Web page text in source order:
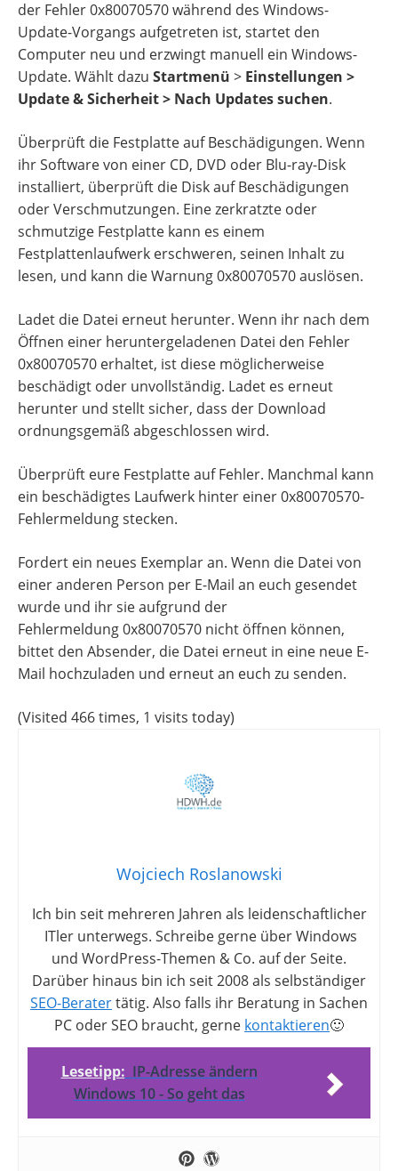
der Fehler 0x80070570 während des Windows-
Update-Vorgangs aufgetreten ist, startet den
Computer neu und erzwingt manuell ein Windows-
Update. Wählt dazu Startmenü > Einstellungen >
Update & Sicherheit > Nach Updates suchen.
Überprüft die Festplatte auf Beschädigungen. Wenn
ihr Software von einer CD, DVD oder Blu-ray-Disk
installiert, überprüft die Disk auf Beschädigungen
oder Verschmutzungen. Eine zerkratzte oder
schmutzige Festplatte kann es einem
Festplattenlaufwerk erschweren, seinen Inhalt zu
lesen, und kann die Warnung 0x80070570 auslösen.
Ladet die Datei erneut herunter. Wenn ihr nach dem
Öffnen einer heruntergeladenen Datei den Fehler
0x80070570 erhaltet, ist diese möglicherweise
beschädigt oder unvollständig. Ladet es erneut
herunter und stellt sicher, dass der Download
ordnungsgemäß abgeschlossen wird.
Überprüft eure Festplatte auf Fehler. Manchmal kann
ein beschädigtes Laufwerk hinter einer 0x80070570-
Fehlermeldung stecken.
Fordert ein neues Exemplar an. Wenn die Datei von
einer anderen Person per E-Mail an euch gesendet
wurde und ihr sie aufgrund der
Fehlermeldung 0x80070570 nicht öffnen können,
bittet den Absender, die Datei erneut in eine neue E-
Mail hochzuladen und erneut an euch zu senden.
(Visited 466 times, 1 visits today)
Wojciech Roslanowski
Ich bin seit mehreren Jahren als leidenschaftlicher
ITler unterwegs. Schreibe gerne über Windows
und WordPress-Themen & Co. auf der Seite.
Darüber hinaus bin ich seit 2008 als selbständiger
SEO-Beratertätig. Also falls ihr Beratung in Sachen
PC oder SEO braucht, gerne kontaktieren🙂
Lesetipp: IP-Adresse ändern
Windows 10 - So geht das